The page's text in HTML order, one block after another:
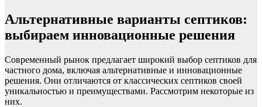
Альтернативные варианты септиков:
выбираем инновационные решения
Современный рынок предлагает широкий выбор септиков для
частного дома, включая альтернативные и инновационные
решения. Они отличаются от классических септиков своей
уникальностью и преимуществами. Рассмотрим некоторые из
них.